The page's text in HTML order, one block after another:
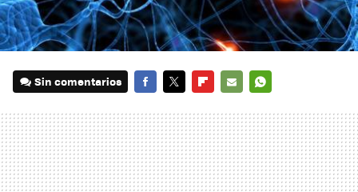
Sin comentarios
MAIL